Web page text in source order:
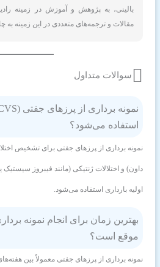
بالینی، به پژوهش و آموزش در زمینه
مقالات و ترجمه‌های متعددی در این زمینه به
سوالات متداول
استفاده می‌شود؟
نمونه برداری از پرزهای جفتی برای تشخیص
داون) و اختلالات ژنتیکی (مانند فیبروز سیستیک
اولیه بارداری استفاده می‌شود.
بهترین زمان برای انجام نمونه
موقع است؟
نمونه برداری از پرزهای جفتی معمولاً بین هفته‌های 10 تا 13 بارداری انجام